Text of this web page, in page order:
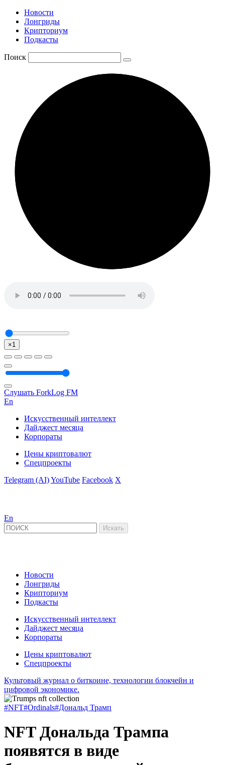
Новости
Лонгриды
Крипториум
Подкасты
Поиск
×1
Слушать ForkLog FM
En
Искусственный интеллект
Дайджест месяца
Корпораты
Цены криптовалют
Спецпроекты
Telegram (AI)YouTube Facebook X
En
Новости
Лонгриды
Крипториум
Подкасты
Искусственный интеллект
Дайджест месяца
Корпораты
Цены криптовалют
Спецпроекты
Культовый журнал о биткоине, технологии блокчейн и
цифровой экономике.
#NFT#Ordinals#Дональд Трамп
NFT Дональда Трампа
появятся в виде